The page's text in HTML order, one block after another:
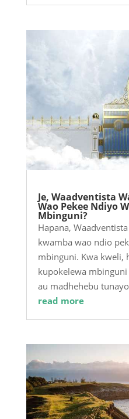
Je, Waadventista
Wao Pekee Ndiyo
Mbinguni?
Hapana,
kwamba wao ndio
mbinguni. Kwa kweli,
kupokelewa
au madhehebu
read more